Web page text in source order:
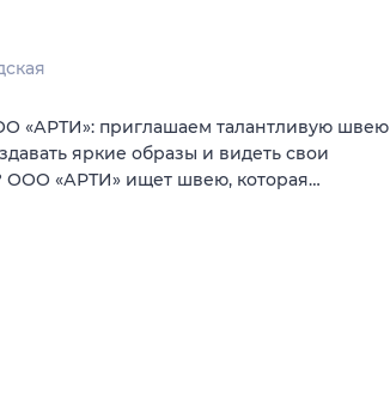
«АРТИ»: приглашаем талантливую швею
яркие образы и видеть свои
ООО «АРТИ» ищет швею, которая…